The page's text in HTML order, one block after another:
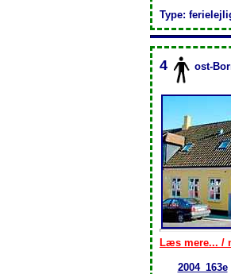
Type:
4 ost-
Læs mere... /
2004_163e